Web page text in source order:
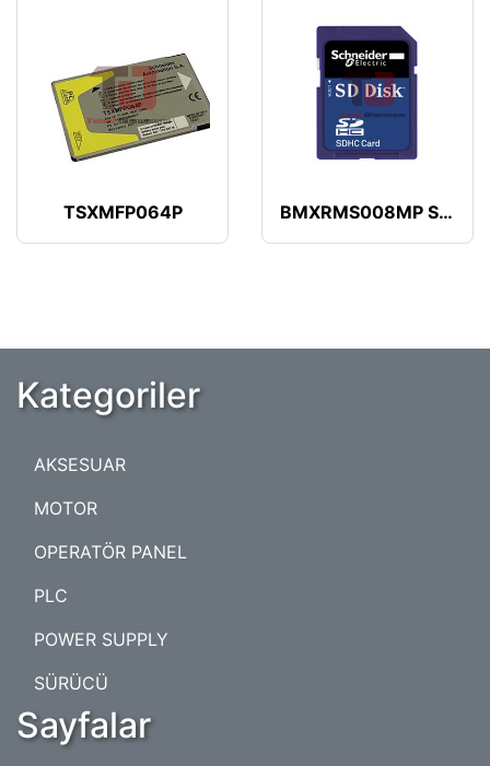
TSXMFP064P BMXRMS008MP SCHNEIDER
Kategoriler
AKSESUAR
MOTOR
OPERATÖR PANEL
PLC
POWER SUPPLY
SÜRÜCÜ
Sayfalar